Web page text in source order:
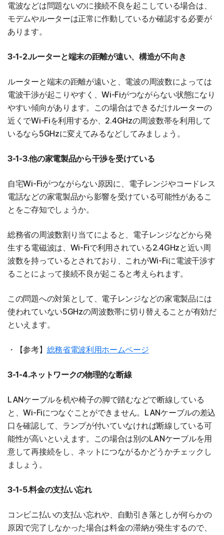
電波などは問題ないのに接続不良を起こしている場合は、
モデムやルーターは正常に作動しているか確認する必要が
あります。
3-1-2.ルーターと端末の距離が遠い、構造が不向き
ルーターと端末の距離が遠いと、電波の周波数によっては
電波干渉が起こりやすく、Wi-Fiがつながらない状態になり
やすい傾向があります。この場合はできるだけルーターの
近くでWi-Fiを利用するか、2.4GHzの周波数帯を利用して
いるなら5GHzに変えてみるなどしてみましょう。
3-1-3.他の家電製品から干渉を受けている
自宅Wi-Fiがつながらない原因に、電子レンジやコードレス
電話などの家電製品から影響を受けている可能性があるこ
とをご存知でしょうか。
総務省の周波数割り当てによると、電子レンジなどから発
生する電磁波は、Wi-Fiで利用されている2.4GHzと近い周
波数を持っているとされており、これがWi-Fiに電波干渉す
ることによって接続不良が起こると考えられます。
この問題への対策として、電子レンジなどの家電製品には
使われていない5GHzの周波数帯に切り替えることが有効だ
といえます。
・【参考】 総務省電波利用ホームページ
3-1-4.ネットワークの物理的な断線
LANケーブルを机や椅子の脚で踏むなどで断線している
と、Wi-Fiにつなぐことができません。LANケーブルの差込
口を確認して、ランプが付いていなければ断線している可
能性が高いといえます。この場合は別のLANケーブルを用
意して再接続をし、ネットにつながるかどうかチェックし
ましょう。
3-1-5.料金の支払い忘れ
コンビニ払いの支払い忘れや、自動引き落としが何らかの
原因で完了しなかった場合は料金の滞納が発生するので、